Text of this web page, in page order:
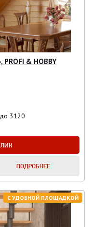
& HOBBY
3120
ПОДРОБНЕЕ
С УДОБНОЙ ПЛОЩАДКОЙ